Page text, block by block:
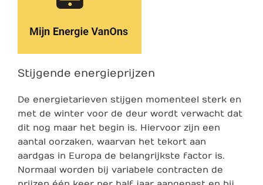
Stijgende energieprijzen
De energietarieven stijgen momenteel sterk en
met de winter voor de deur wordt verwacht dat
dit nog maar het begin is. Hiervoor zijn een
aantal oorzaken, waarvan het tekort aan
aardgas in Europa de belangrijkste factor is.
Normaal worden bij variabele contracten de